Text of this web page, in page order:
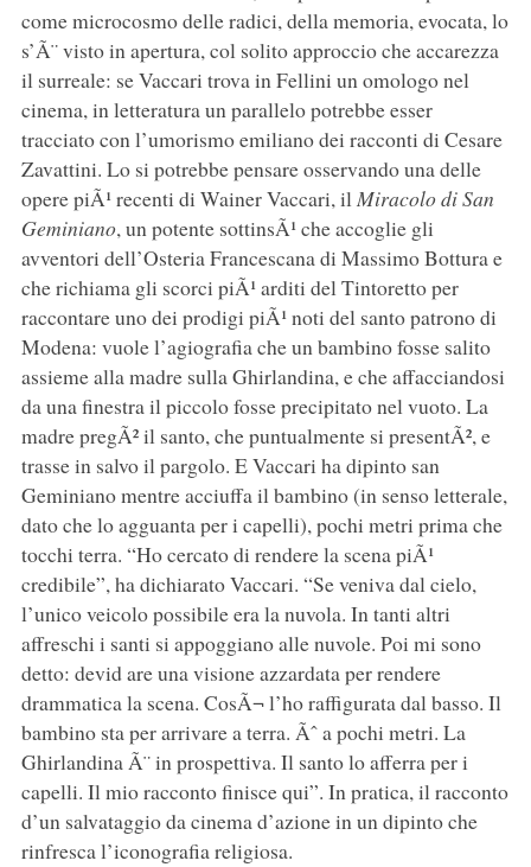
come microcosmo delle radici, della memoria, evocata, lo
s’Ã¨ visto in apertura, col solito approccio che accarezza
il surreale: se Vaccari trova in Fellini un omologo nel
cinema, in letteratura un parallelo potrebbe esser
tracciato con l’umorismo emiliano dei racconti di Cesare
Zavattini. Lo si potrebbe pensare osservando una delle
opere piÃ¹ recenti di Wainer Vaccari, ilMiracolo di San
Geminiano, un potente sottinsÃ¹ che accoglie gli
avventori dell’Osteria Francescana di Massimo Bottura e
che richiama gli scorci piÃ¹ arditi del Tintoretto per
raccontare uno dei prodigi piÃ¹ noti del santo patrono di
Modena: vuole l’agiografia che un bambino fosse salito
assieme alla madre sulla Ghirlandina, e che affacciandosi
da una finestra il piccolo fosse precipitato nel vuoto. La
madre pregÃ² il santo, che puntualmente si presentÃ², e
trasse in salvo il pargolo. E Vaccari ha dipinto san
Geminiano mentre acciuffa il bambino (in senso letterale,
dato che lo agguanta per i capelli), pochi metri prima che
tocchi terra. “Ho cercato di rendere la scena piÃ¹
credibile”, ha dichiarato Vaccari. “Se veniva dal cielo,
l’unico veicolo possibile era la nuvola. In tanti altri
affreschi i santi si appoggiano alle nuvole. Poi mi sono
detto: devid are una visione azzardata per rendere
drammatica la scena. CosÃ¬ l’ho raffigurata dal basso. Il
bambino sta per arrivare a terra. Ãˆ a pochi metri. La
Ghirlandina Ã¨ in prospettiva. Il santo lo afferra per i
capelli. Il mio racconto finisce qui”. In pratica, il racconto
d’un salvataggio da cinema d’azione in un dipinto che
rinfresca l’iconografia religiosa.